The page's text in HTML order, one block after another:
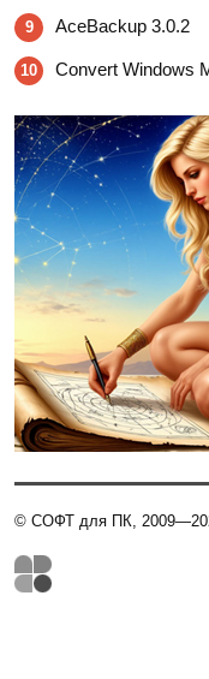
9 AceBackup 3.0.2
10 Convert Windows
© СОФТ для ПК,